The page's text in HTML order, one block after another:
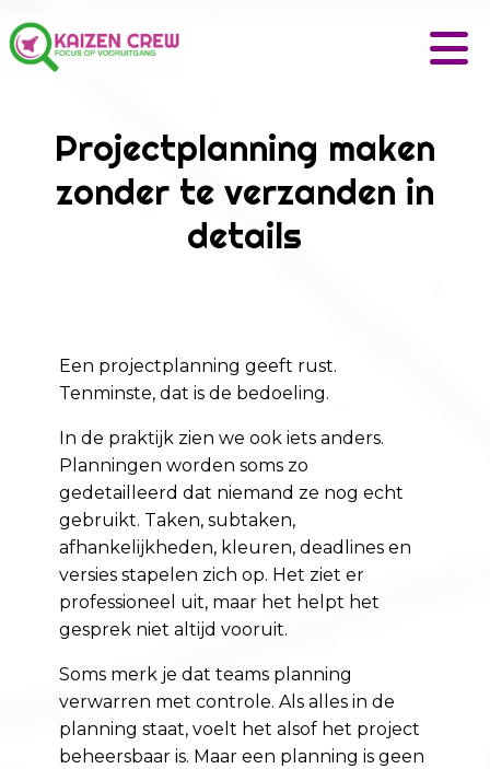
Projectplanning maken
zonder te verzanden in
details
Een projectplanning geeft rust.
Tenminste, dat is de bedoeling.
In de praktijk zien we ook iets anders.
Planningen worden soms zo
gedetailleerd dat niemand ze nog echt
gebruikt. Taken, subtaken,
afhankelijkheden, kleuren, deadlines en
versies stapelen zich op. Het ziet er
professioneel uit, maar het helpt het
gesprek niet altijd vooruit.
Soms merk je dat teams planning
verwarren met controle. Als alles in de
planning staat, voelt het alsof het project
beheersbaar is. Maar een planning is geen